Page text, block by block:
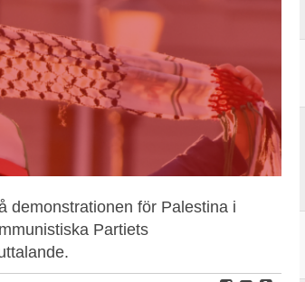
demonstrationen för Palestina i
Partiets